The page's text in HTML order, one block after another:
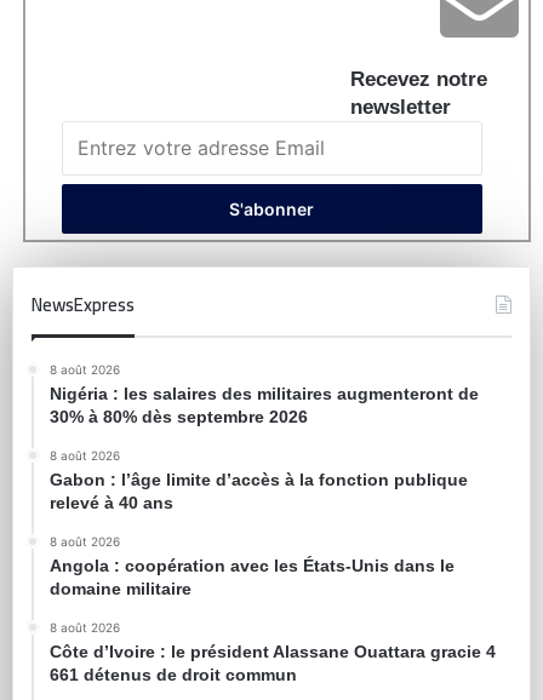
Recevez notre
newsletter
NewsExpress
8 août 2026
Nigéria : les salaires des militaires augmenteront de
30% à 80% dès septembre 2026
8 août 2026
Gabon : l’âge limite d’accès à la fonction publique
relevé à 40 ans
8 août 2026
Angola : coopération avec les États-Unis dans le
domaine militaire
8 août 2026
Côte d’Ivoire : le président Alassane Ouattara gracie 4
661 détenus de droit commun